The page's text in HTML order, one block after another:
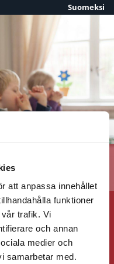
att anpassa innehållet
funktioner
trafik. Vi
och annan
medier och
samarbetar med.
Suomeksi
på webben)
vara